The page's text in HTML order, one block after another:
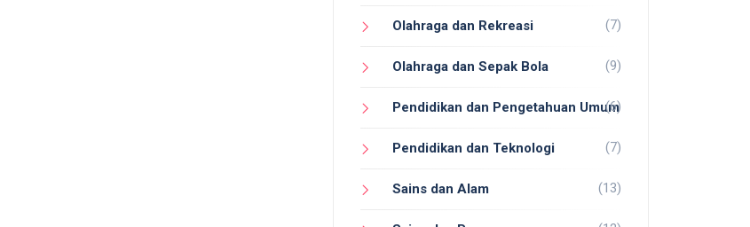
Olahraga dan Rekreasi (7)
Olahraga dan Sepak Bola (9)
Pendidikan dan Pengetahuan Umum
(6)
Pendidikan dan Teknologi (7)
Sains dan Alam (13)